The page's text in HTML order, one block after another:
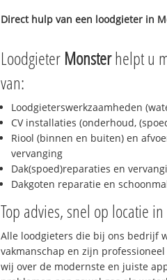
Direct hulp van een loodgieter in
Loodgieter Monsterhelpt u
van:
Loodgieterswerkzaamheden
CV installaties (onderhoud,
Riool (binnen en buiten) en
vervanging
Dak(spoed)reparaties en
Dakgoten reparatie en
Top advies, snel op locatie in
Alle loodgieters die bij ons bedrijf
vakmanschap en zijn
wij over de modernste en juiste